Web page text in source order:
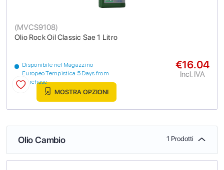
Olio Rock Oil Classic Sae 1 Litro
(MVCS9108)
Disponibile nel Magazzino
Europeo Tempistica 5 Days from
purchase
€16.04
Incl. IVA
MOSTRA OPZIONI
Olio Cambio 1 Prodotti